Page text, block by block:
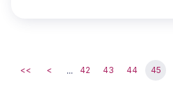
<< < ... 42 43 44 45